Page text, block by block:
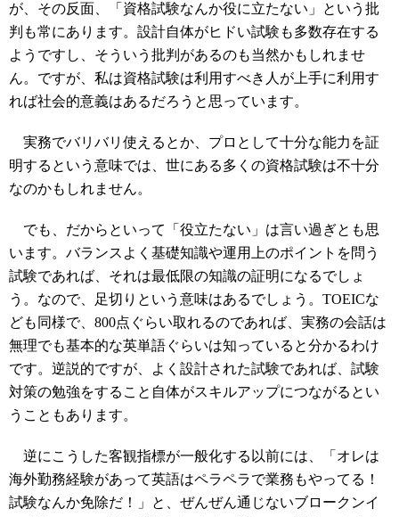
が、その反面、「資格試験なんか役に立たない」という批
判も常にあります。設計自体がヒドい試験も多数存在する
ようですし、そういう批判があるのも当然かもしれませ
ん。ですが、私は資格試験は利用すべき人が上手に利用す
れば社会的意義はあるだろうと思っています。
実務でバリバリ使えるとか、プロとして十分な能力を証
明するという意味では、世にある多くの資格試験は不十分
なのかもしれません。
でも、だからといって「役立たない」は言い過ぎとも思
います。バランスよく基礎知識や運用上のポイントを問う
試験であれば、それは最低限の知識の証明になるでしょ
う。なので、足切りという意味はあるでしょう。TOEICな
ども同様で、800点ぐらい取れるのであれば、実務の会話は
無理でも基本的な英単語ぐらいは知っていると分かるわけ
です。逆説的ですが、よく設計された試験であれば、試験
対策の勉強をすること自体がスキルアップにつながるとい
うこともあります。
逆にこうした客観指標が一般化する以前には、「オレは
海外勤務経験があって英語はペラペラで業務もやってる！
試験なんか免除だ！」と、ぜんぜん通じないブロークンイ